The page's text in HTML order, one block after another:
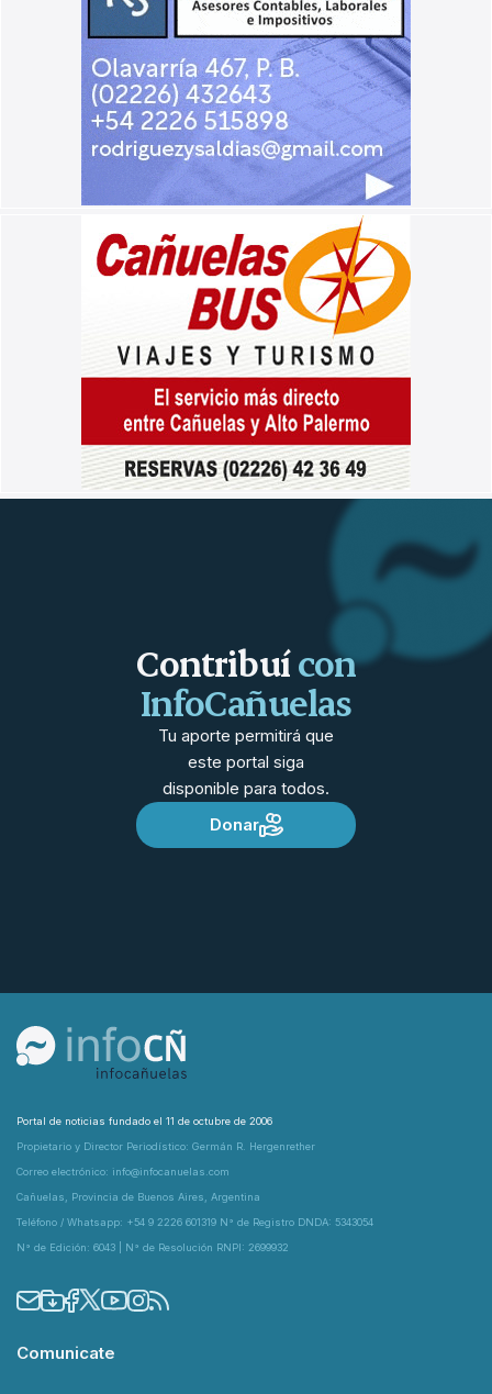
Contribuícon
InfoCañuelas
Tu aporte permitirá que
este portal siga
disponible para todos.
Donar
Portal de noticias fundado el 11 de octubre de 2006
Propietario y Director Periodístico: Germán R. Hergenrether
Correo electrónico: info@infocanuelas.com
Cañuelas, Provincia de Buenos Aires, Argentina
Teléfono / Whatsapp: +54 9 2226 601319 N° de Registro DNDA: 5343054
N° de Edición: 6043 | N° de Resolución RNPI: 2699932
Comunicate